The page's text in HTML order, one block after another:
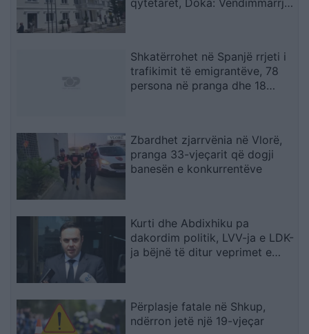
Shkatërrohet në Spanjë rrjeti i
trafikimit të emigrantëve, 78
persona në pranga dhe 18
Zbardhet zjarrvënia në Vlorë,
pranga 33-vjeçarit që dogji
banesën e konkurrentëve
Kurti dhe Abdixhiku pa
dakordim politik, LVV-ja e LDK-
ja bëjnë të ditur veprimet e
Përplasje fatale në Shkup,
ndërron jetë një 19-vjeçar